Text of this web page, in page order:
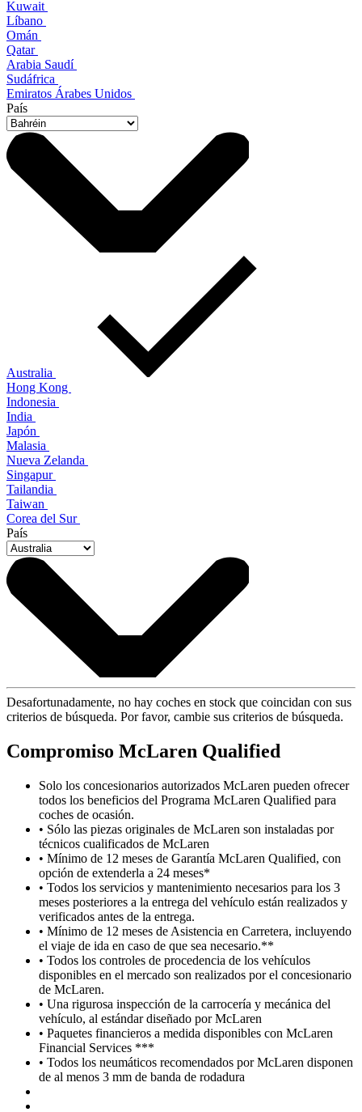
Kuwait
Líbano
Omán
Qatar
Arabia Saudí
Sudáfrica
Emiratos Árabes Unidos
País
Australia
Hong Kong
Indonesia
India
Japón
Malasia
Nueva Zelanda
Singapur
Tailandia
Taiwan
Corea del Sur
País
Desafortunadamente, no hay coches en stock que coincidan con sus
criterios de búsqueda. Por favor, cambie sus criterios de búsqueda.
Compromiso McLaren Qualified
Solo los concesionarios autorizados McLaren pueden ofrecer
todos los beneficios del Programa McLaren Qualified para
coches de ocasión.
• Sólo las piezas originales de McLaren son instaladas por
técnicos cualificados de McLaren
• Mínimo de 12 meses de Garantía McLaren Qualified, con
opción de extenderla a 24 meses*
• Todos los servicios y mantenimiento necesarios para los 3
meses posteriores a la entrega del vehículo están realizados y
verificados antes de la entrega.
• Mínimo de 12 meses de Asistencia en Carretera, incluyendo
el viaje de ida en caso de que sea necesario.**
• Todos los controles de procedencia de los vehículos
disponibles en el mercado son realizados por el concesionario
de McLaren.
• Una rigurosa inspección de la carrocería y mecánica del
vehículo, al estándar diseñado por McLaren
• Paquetes financieros a medida disponibles con McLaren
Financial Services ***
• Todos los neumáticos recomendados por McLaren disponen
de al menos 3 mm de banda de rodadura